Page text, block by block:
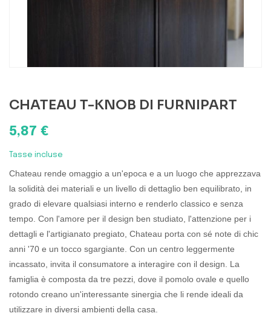
CHATEAU T-KNOB DI FURNIPART
5,87 €
Tasse incluse
Chateau rende omaggio a un'epoca e a un luogo che apprezzava
la solidità dei materiali e un livello di dettaglio ben equilibrato, in
grado di elevare qualsiasi interno e renderlo classico e senza
tempo. Con l'amore per il design ben studiato, l'attenzione per i
dettagli e l'artigianato pregiato, Chateau porta con sé note di chic
anni '70 e un tocco sgargiante. Con un centro leggermente
incassato, invita il consumatore a interagire con il design. La
famiglia è composta da tre pezzi, dove il pomolo ovale e quello
rotondo creano un'interessante sinergia che li rende ideali da
utilizzare in diversi ambienti della casa.